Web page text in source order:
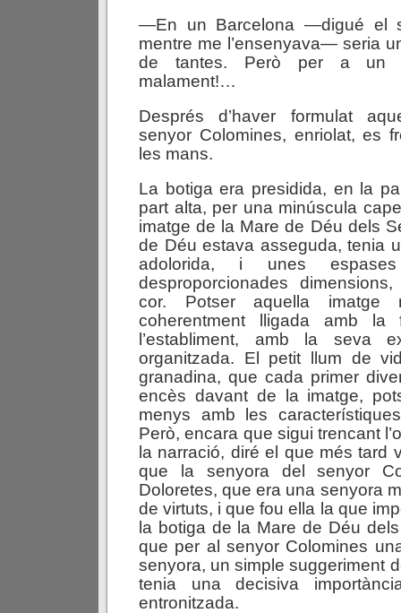
—En un Barcelona —digué el
mentre me l’ensenyava— seria
de tantes. Però per a un
malament!…
Després d’haver formulat
senyor Colomines, enriolat, es
les mans.
La botiga era presidida, en la
part alta, per una minúscula
imatge de la Mare de Déu dels
de Déu estava asseguda, tenia
adolorida, i unes
desproporcionades
cor. Potser aquella imatge
coherentment lligada amb la
l’establiment, amb la seva
organitzada. El petit llum de
granadina, que cada primer
encès davant de la imatge,
menys amb les
Però, encara que sigui trencant
la narració, diré el que més tard
que la senyora del senyor
Doloretes, que era una senyora
de virtuts, i que fou ella la que
la botiga de la Mare de Déu
que per al senyor Colomines
senyora, un simple suggeriment
tenia una decisiva
entronitzada.